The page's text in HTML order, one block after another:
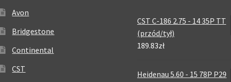
Avon
Bridgestone
Continental
CST
CST C-186 2.75 - 14 35P TT
(przód/tył)
189.83zł
Heidenau 5.60 - 15 78P P29